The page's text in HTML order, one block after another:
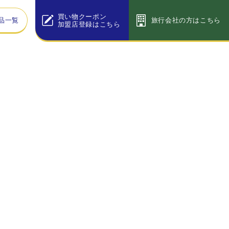
一覧
買い物クーポン
加盟店登録はこちら
旅行会社の方はこちら